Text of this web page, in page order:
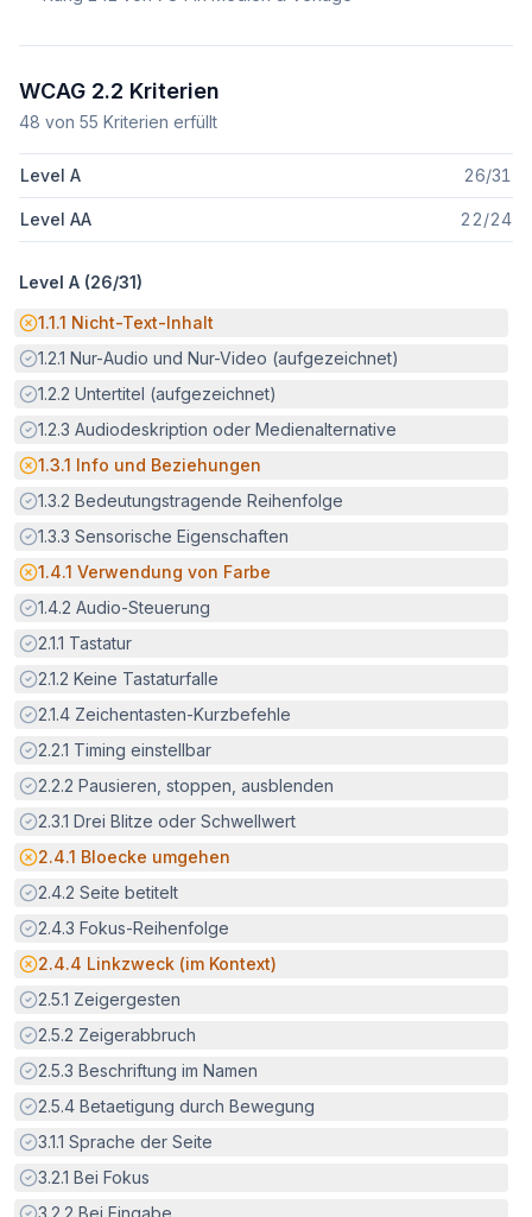
WCAG 2.2 Kriterien
48 von 55 Kriterien erfüllt
Level A 26/31
Level AA 22/24
Level A (26/31)
Potenzielle Barriere:
1.1.1 Nicht-Text-Inhalt
Erfüllt:
1.2.1 Nur-Audio und Nur-Video (aufgezeichnet)
Erfüllt:
1.2.2 Untertitel (aufgezeichnet)
Erfüllt:
1.2.3 Audiodeskription oder Medienalternative
Potenzielle Barriere:
1.3.1 Info und Beziehungen
Erfüllt:
1.3.2 Bedeutungstragende Reihenfolge
Erfüllt:
1.3.3 Sensorische Eigenschaften
Potenzielle Barriere:
1.4.1 Verwendung von Farbe
Erfüllt:
1.4.2 Audio-Steuerung
Erfüllt:
2.1.1 Tastatur
Erfüllt:
2.1.2 Keine Tastaturfalle
Erfüllt:
2.1.4 Zeichentasten-Kurzbefehle
Erfüllt:
2.2.1 Timing einstellbar
Erfüllt:
2.2.2 Pausieren, stoppen, ausblenden
Erfüllt:
2.3.1 Drei Blitze oder Schwellwert
Potenzielle Barriere:
2.4.1 Bloecke umgehen
Erfüllt:
2.4.2 Seite betitelt
Erfüllt:
2.4.3 Fokus-Reihenfolge
Potenzielle Barriere:
2.4.4 Linkzweck (im Kontext)
Erfüllt:
2.5.1 Zeigergesten
Erfüllt:
2.5.2 Zeigerabbruch
Erfüllt:
2.5.3 Beschriftung im Namen
Erfüllt:
2.5.4 Betaetigung durch Bewegung
Erfüllt:
3.1.1 Sprache der Seite
Erfüllt:
3.2.1 Bei Fokus
Erfüllt:
3.2.2 Bei Eingabe